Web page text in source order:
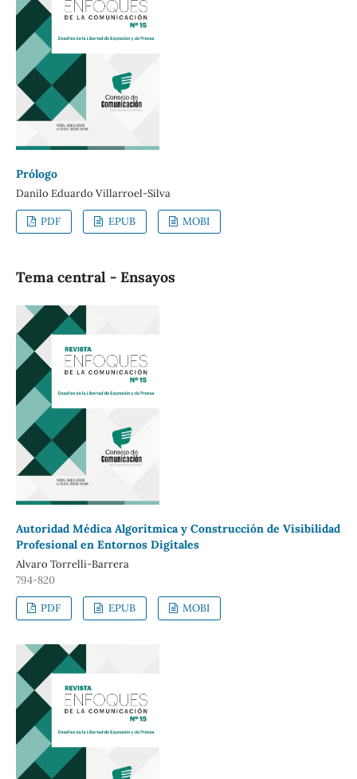
Prólogo
Danilo Eduardo Villarroel-Silva
PDF EPUB MOBI
Tema central - Ensayos
Autoridad Médica Algorítmica y Construcción de Visibilidad
Profesional en Entornos Digitales
Alvaro Torrelli-Barrera
794-820
PDF EPUB MOBI